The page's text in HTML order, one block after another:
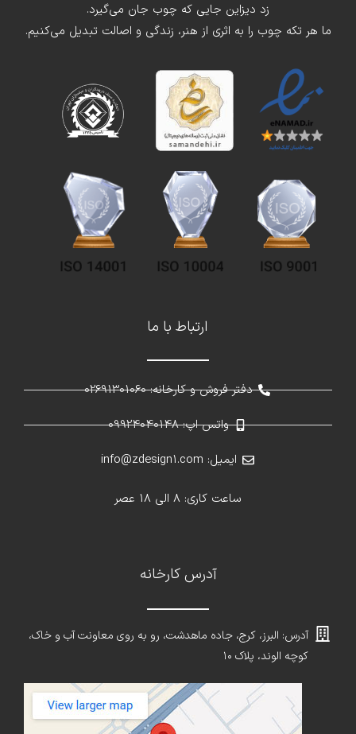
زد دیزاین جایی که چوب جان می‌گیرد.
ما هر تکه چوب را به اثری از هنر، زندگی و اصالت تبدیل می‌کنیم.
ارتباط با ما
دفتر فروش و کارخانه: 02691301060
واتس اپ: 09924040148
ایمیل: info@zdesign1.com
ساعت کاری: 8 الی 18 عصر
آدرس کارخانه
آدرس: البرز، کرج، جاده ماهدشت، رو به روی معاونت آب و خاک،
کوچه الوند، پلاک ۱۰